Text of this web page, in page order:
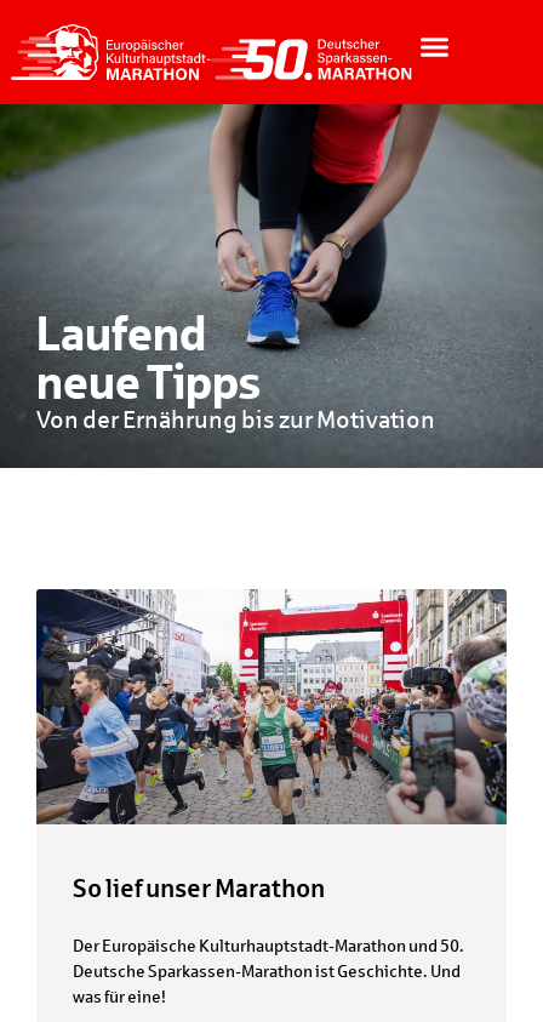
Laufend
neue Tipps
Von der Ernährung bis zur Motivation
So lief unser Marathon
Der Europäische Kulturhauptstadt-Marathon und 50.
Deutsche Sparkassen-Marathon ist Geschichte. Und
was für eine!